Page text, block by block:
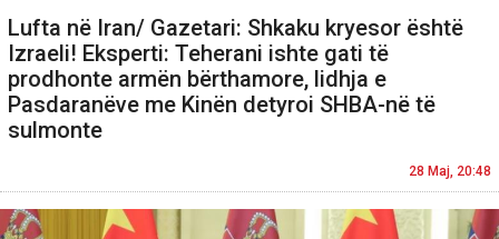
Lufta në Iran/ Gazetari: Shkaku kryesor është
Izraeli! Eksperti: Teherani ishte gati të
prodhonte armën bërthamore, lidhja e
Pasdaranëve me Kinën detyroi SHBA-në të
sulmonte
28 Maj, 20:48